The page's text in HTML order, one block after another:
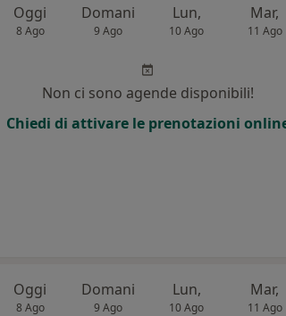
Oggi
8 Ago
Domani
9 Ago
Lun,
10 Ago
Mar,
11 Ago
Non ci sono agende disponibili!
Chiedi di attivare le prenotazioni
Oggi
8 Ago
Domani
9 Ago
Lun,
10 Ago
Mar,
11 Ago